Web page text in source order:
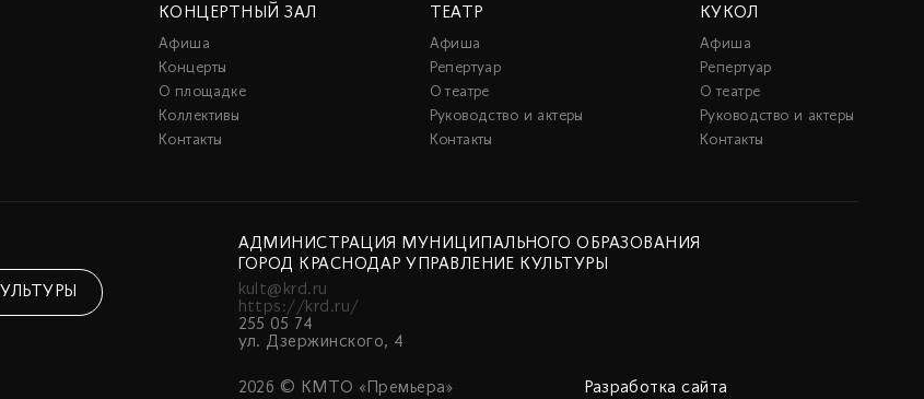
КОНЦЕРТНЫЙ ЗАЛ
Афиша
Концерты
О площадке
Коллективы
Контакты
ТЕАТР
Афиша
Репертуар
О театре
Руководство и актеры
Контакты
КУКОЛ
Афиша
Репертуар
О театре
Руководство и актеры
Контакты
АДМИНИСТРАЦИЯ МУНИЦИПАЛЬНОГО ОБРАЗОВАНИЯ
ГОРОД КРАСНОДАР УПРАВЛЕНИЕ КУЛЬТУРЫ
kult@krd.ru
https://krd.ru/
255 05 74
ул. Дзержинского, 4
2026 © КМТО «Премьера» Разработка сайта